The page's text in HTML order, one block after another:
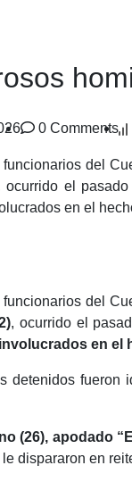
0 Comments
del
el
en el
del
, ocurrido el
en el
detenidos fueron
(26), apodado
dispararon en